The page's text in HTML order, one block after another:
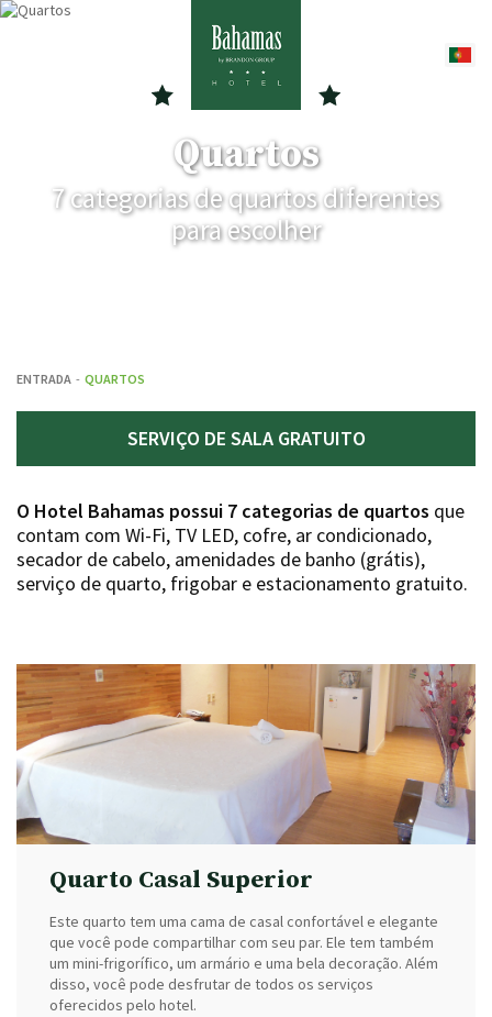
Quartos
7 categorias de quartos diferentes
para escolher
ENTRADA QUARTOS
SERVIÇO DE SALA GRATUITO
O Hotel Bahamas possui 7 categorias de quartos que
contam com Wi-Fi, TV LED, cofre, ar condicionado,
secador de cabelo, amenidades de banho (grátis),
serviço de quarto, frigobar e estacionamento gratuito.
Quarto Casal Superior
Este quarto tem uma cama de casal confortável e elegante
que você pode compartilhar com seu par. Ele tem também
um mini-frigorífico, um armário e uma bela decoração. Além
disso, você pode desfrutar de todos os serviços
oferecidos pelo hotel.